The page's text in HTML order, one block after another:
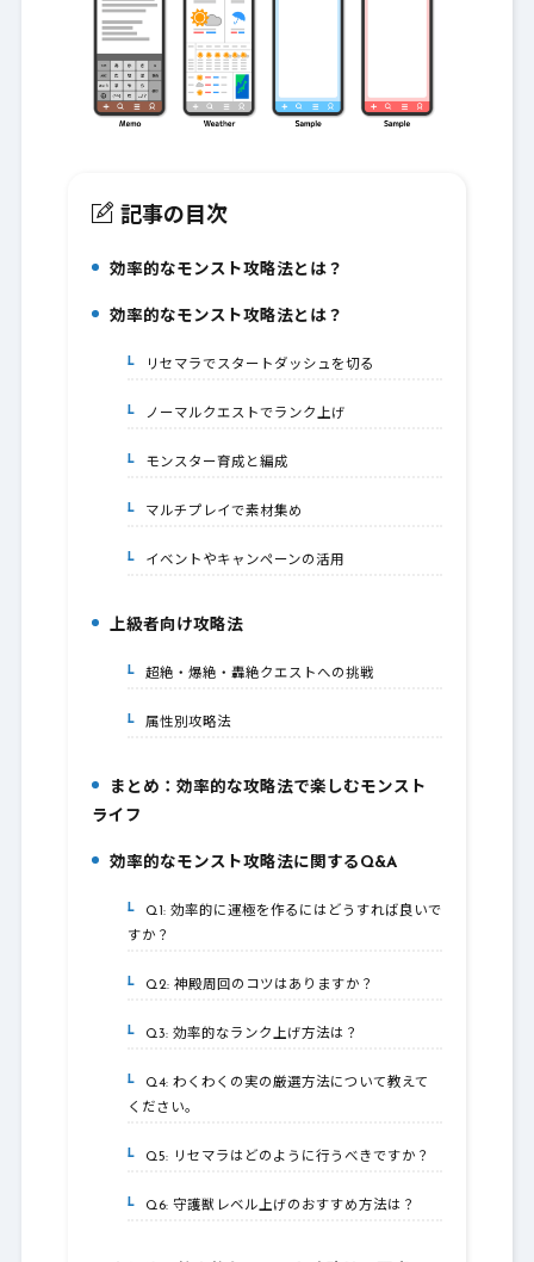
記事の目次
効率的なモンスト攻略法とは？
2.効率的なモンスト攻略法とは？
2-1.リセマラでスタートダッシュを切る
2-2.ノーマルクエストでランク上げ
2-3.モンスター育成と編成
2-4.マルチプレイで素材集め
2-5.イベントやキャンペーンの活用
3.上級者向け攻略法
3-1.超絶・爆絶・轟絶クエストへの挑戦
3-2.属性別攻略法
まとめ：効率的な攻略法で楽しむモンスト
ライフ
5.効率的なモンスト攻略法に関するQ&A
5-1.Q1: 効率的に運極を作るにはどうすれば良いで
すか？
5-2.Q2: 神殿周回のコツはありますか？
5-3.Q3: 効率的なランク上げ方法は？
5-4.Q4: わくわくの実の厳選方法について教えて
ください。
5-5.Q5: リセマラはどのように行うべきですか？
5-6.Q6: 守護獣レベル上げのおすすめ方法は？